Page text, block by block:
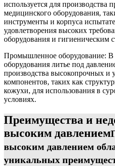
используется для производства
медицинского оборудования,
инструменты и корпуса
удовлетворения высоких
оборудования и гигиеническим
Промышленное оборудование:
оборудования литье под
производства высокопрочных и
компонентов, таких как
кожухи, для использования в
условиях.
Преимущества и
высоким давлением
высоким давлением
уникальных